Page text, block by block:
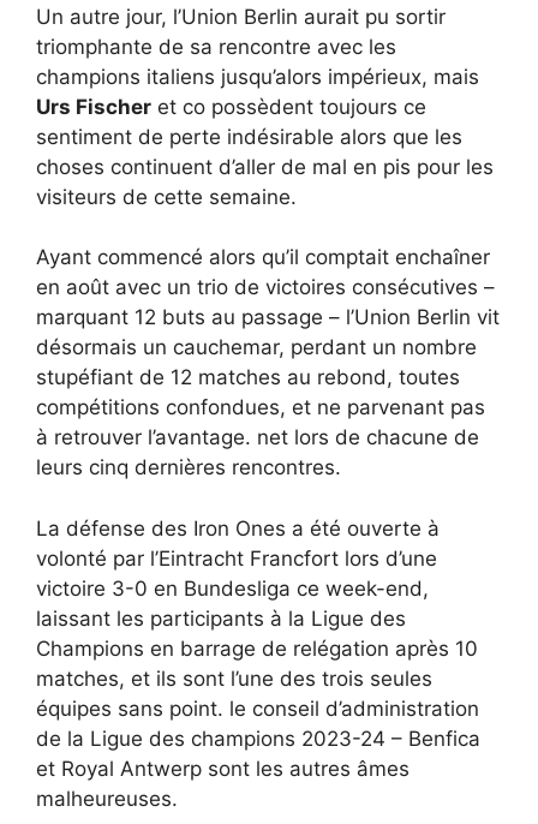
Un autre jour, l’Union Berlin aurait pu sortir
triomphante de sa rencontre avec les
champions italiens jusqu’alors impérieux, mais
Urs Fischer et co possèdent toujours ce
sentiment de perte indésirable alors que les
choses continuent d’aller de mal en pis pour les
visiteurs de cette semaine.
Ayant commencé alors qu’il comptait enchaîner
en août avec un trio de victoires consécutives –
marquant 12 buts au passage – l’Union Berlin vit
désormais un cauchemar, perdant un nombre
stupéfiant de 12 matches au rebond, toutes
compétitions confondues, et ne parvenant pas
à retrouver l’avantage. net lors de chacune de
leurs cinq dernières rencontres.
La défense des Iron Ones a été ouverte à
volonté par l’Eintracht Francfort lors d’une
victoire 3-0 en Bundesliga ce week-end,
laissant les participants à la Ligue des
Champions en barrage de relégation après 10
matches, et ils sont l’une des trois seules
équipes sans point. le conseil d’administration
de la Ligue des champions 2023-24 – Benfica
et Royal Antwerp sont les autres âmes
malheureuses.